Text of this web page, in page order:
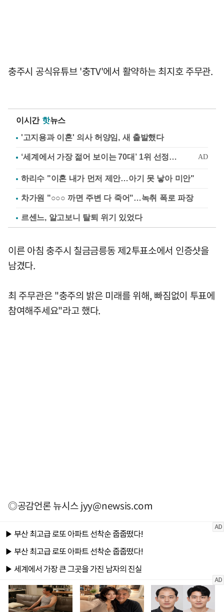
충주시 공식유튜브 '충TV'에서 활약하는 최지호 주무관.
이시간 핫뉴스
'고지용과 이혼' 의사 허양임, 새 출발했다
하리수 "이혼 내가 먼저 제안…아기 못 낳아 미안"
차가원 "○○○ 까면 주변 다 죽어"…녹취 폭로 파장
르센느, 알고보니 탈퇴 위기 있었다
이른 아침 충주시 칠금금릉동 제2투표소에서 인증샷을
남겼다.
최 주무관은 "충주의 밝은 미래를 위해, 빠짐없이 투표에
참여해주세요"라고 했다.
◎공감언론 뉴시스jyy@newsis.com